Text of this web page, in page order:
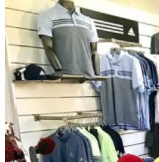
Golf Club
El Campo
Instalaciones
Clases de Golf
Quienes Somos
Tarifas
Membresías
Restaurante
Eventos
Organiza tu evento
Calendario de eventos
Noticias
Últimas noticias
Newsletters